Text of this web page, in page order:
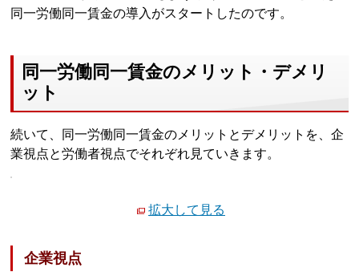
同一労働同一賃金の導入がスタートしたのです。
同一労働同一賃金のメリット・デメリ
ット
続いて、同一労働同一賃金のメリットとデメリットを、企
業視点と労働者視点でそれぞれ見ていきます。
拡大して見る
企業視点